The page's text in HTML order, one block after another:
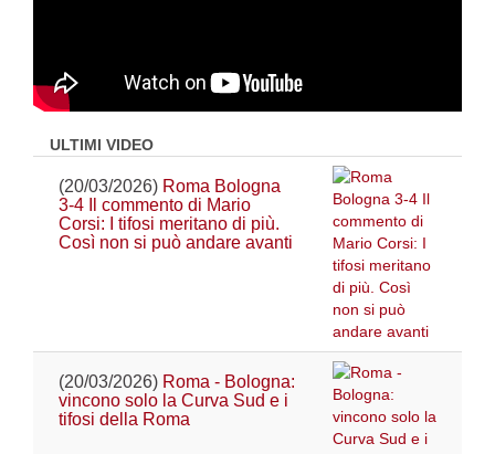
ULTIMI VIDEO
(20/03/2026) Roma Bologna
3-4 Il commento di Mario
Corsi: I tifosi meritano di più.
Così non si può andare avanti
(20/03/2026) Roma - Bologna:
vincono solo la Curva Sud e i
tifosi della Roma